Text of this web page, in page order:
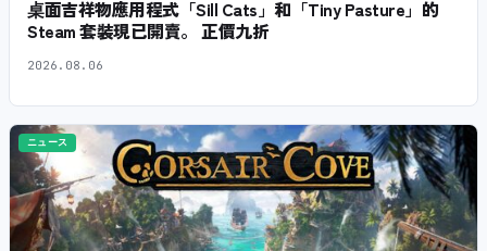
桌面吉祥物應用程式「Sill Cats」和「Tiny Pasture」的
Steam 套裝現已開賣。 正價九折
2026.08.06
ニュース